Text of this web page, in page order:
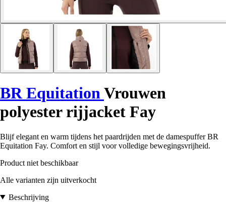
BR EquitationVrouwen
polyester rijjacket Fay
Blijf elegant en warm tijdens het paardrijden met de damespuffer BR
Equitation Fay. Comfort en stijl voor volledige bewegingsvrijheid.
Product niet beschikbaar
Alle varianten zijn uitverkocht
Beschrijving